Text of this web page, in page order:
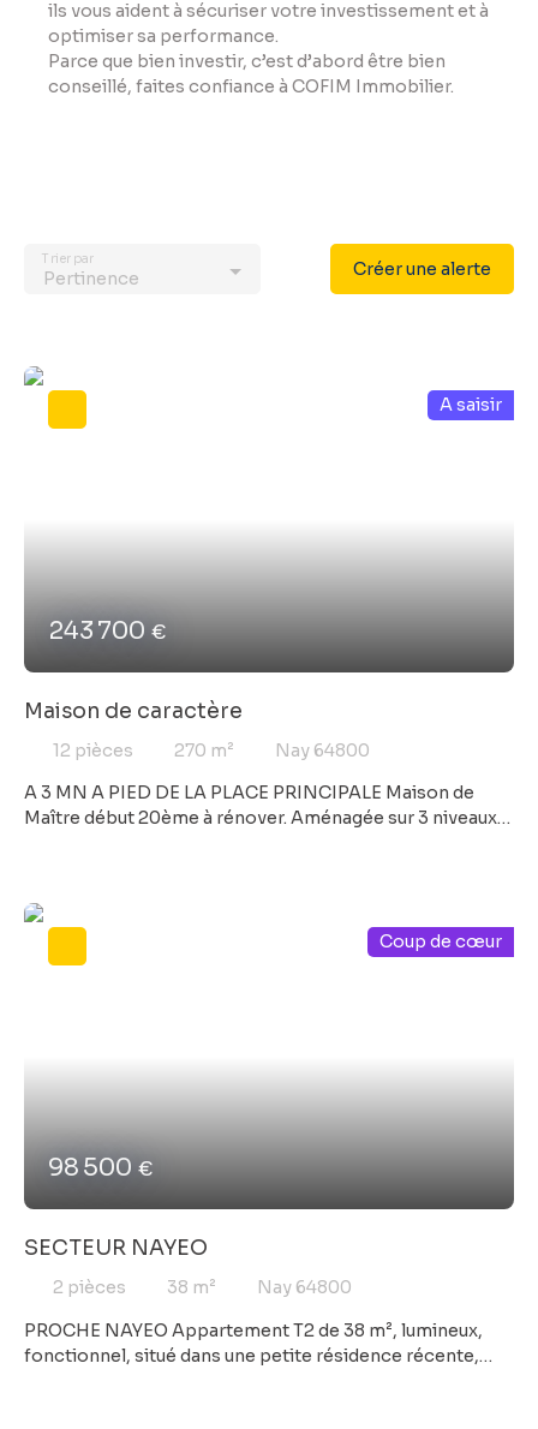
ils vous aident à sécuriser votre investissement et à
optimiser sa performance.
Parce que bien investir, c’est d’abord être bien
conseillé, faites confiance à COFIM Immobilier.
Pertinence
Trier par Créer une alerte
243 700 €
A saisir
Maison de caractère
12 pièces 270 m²
Nay 64800
A 3 MN A PIED DE LA PLACE PRINCIPALE Maison de
Maître début 20ème à rénover. Aménagée sur 3 niveaux,
grande famille ou développer une activité
d'hébergement touristique en chambres d'hôtes. Agent
commercial COFIM Yannick GUILLON Tel. : 06 28 58 56
98 500 €
Coup de cœur
SECTEUR NAYEO
2 pièces 38 m²
Nay 64800
PROCHE NAYEO Appartement T2 de 38 m², lumineux,
fonctionnel, situé dans une petite résidence récente,